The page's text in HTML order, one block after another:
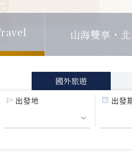
山海雙享・
國外旅遊
出發地 出發